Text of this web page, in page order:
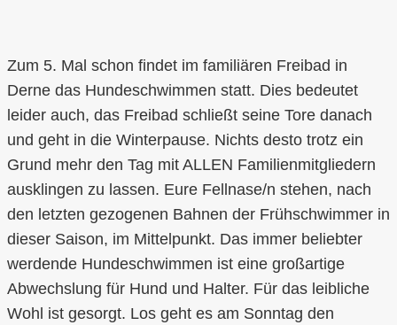
Zum 5. Mal schon findet im familiären Freibad in
Derne das Hundeschwimmen statt. Dies bedeutet
leider auch, das Freibad schließt seine Tore danach
und geht in die Winterpause. Nichts desto trotz ein
Grund mehr den Tag mit ALLEN Familienmitgliedern
ausklingen zu lassen. Eure Fellnase/n stehen, nach
den letzten gezogenen Bahnen der Frühschwimmer in
dieser Saison, im Mittelpunkt. Das immer beliebter
werdende Hundeschwimmen ist eine großartige
Abwechslung für Hund und Halter. Für das leibliche
Wohl ist gesorgt. Los geht es am Sonntag den